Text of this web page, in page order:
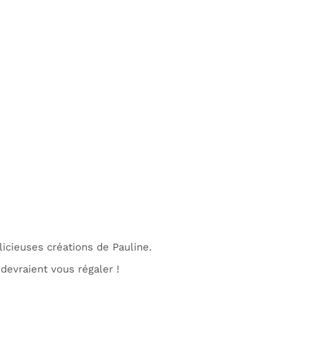
créations de Pauline.
vous régaler !